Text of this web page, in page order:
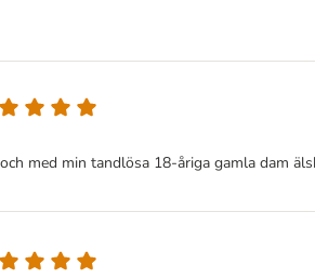
med min tandlösa 18-åriga gamla dam